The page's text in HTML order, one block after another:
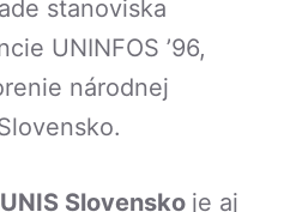
stanoviska
UNINFOS ’96,
národnej
Slovensko je aj